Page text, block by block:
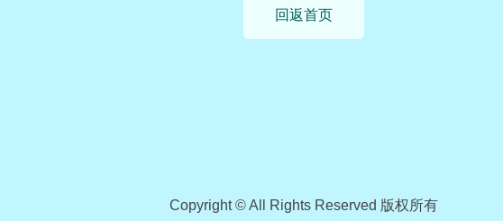
回返首页
Copyright © All Rights Reserved 版权所有